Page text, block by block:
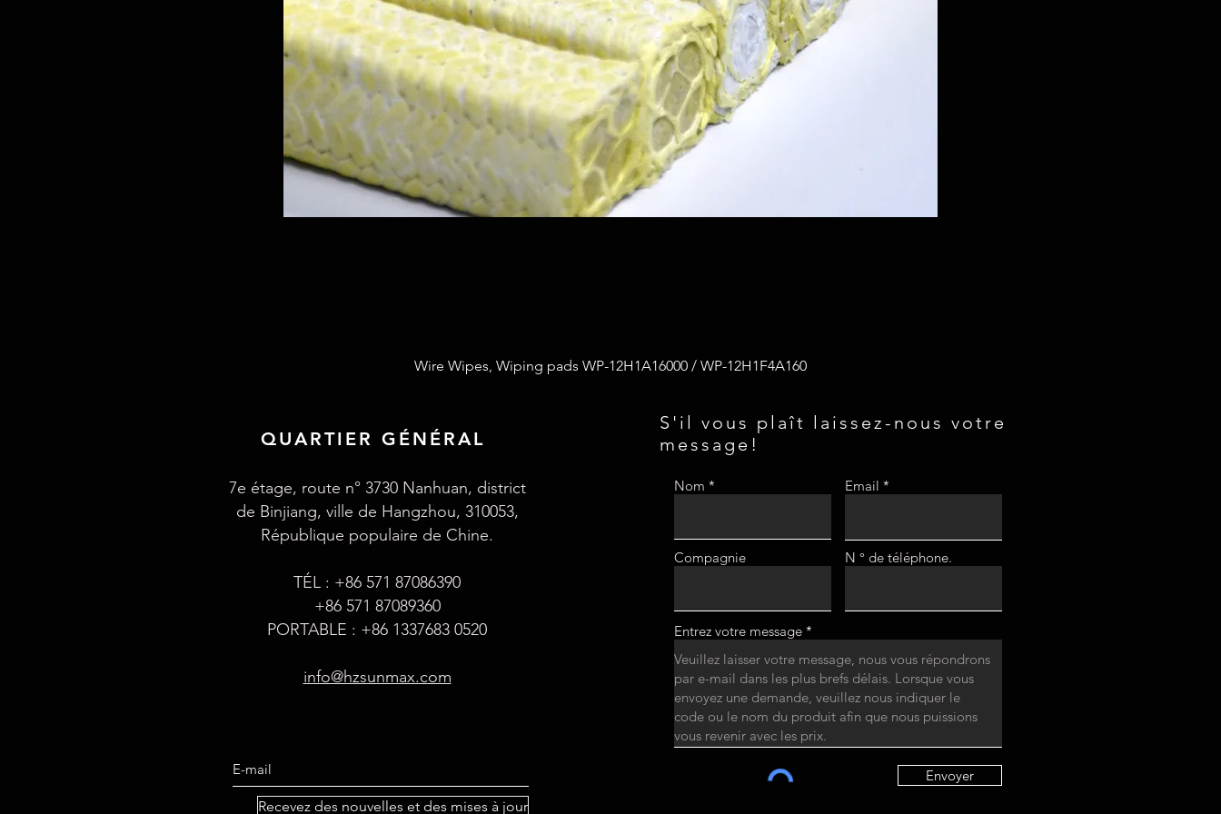
Wire Wipes, Wiping pads WP-12H1A16000 / WP-12H1F4A160
QUARTIER GÉNÉRAL
7e étage, route n° 3730 Nanhuan, district
de Binjiang, ville de Hangzhou, 310053,
République populaire de Chine.
TÉL : +86 571 87086390
+86 571 87089360
PORTABLE : +86 1337683 0520
info@hzsunmax.com
Recevez des nouvelles et des mises à jour
S'il vous plaît laissez-nous votre
message!
Nom Email
Compagnie N ° de téléphone.
Entrez votre message
Envoyer